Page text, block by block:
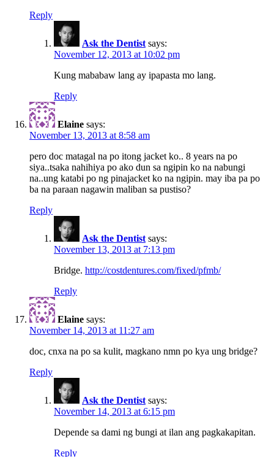
Reply
Ask the Dentist says:
November 12, 2013 at 10:02 pm
Kung mababaw lang ay ipapasta mo lang.
Reply
Elaine says:
November 13, 2013 at 8:58 am
pero doc matagal na po itong jacket ko.. 8 years na po
siya..tsaka nahihiya po ako dun sa ngipin ko na nabungi
na..ung katabi po ng pinajacket ko na ngipin. may iba pa po
ba na paraan nagawin maliban sa pustiso?
Reply
Ask the Dentist says:
November 13, 2013 at 7:13 pm
Bridge. http://costdentures.com/fixed/pfmb/
Reply
Elaine says:
November 14, 2013 at 11:27 am
doc, cnxa na po sa kulit, magkano nmn po kya ung bridge?
Reply
Ask the Dentist says:
November 14, 2013 at 6:15 pm
Depende sa dami ng bungi at ilan ang pagkakapitan.
Reply